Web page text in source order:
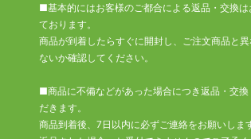
■基本的にはお客様のご都合による返品・交換
ております。
商品が到着したらすぐに開封し、ご注文商品と
ないか確認してください。
■商品に不備などがあった場合につき返品・交
だきます。
商品到着後、7日以内に必ずご連絡をお願いしま